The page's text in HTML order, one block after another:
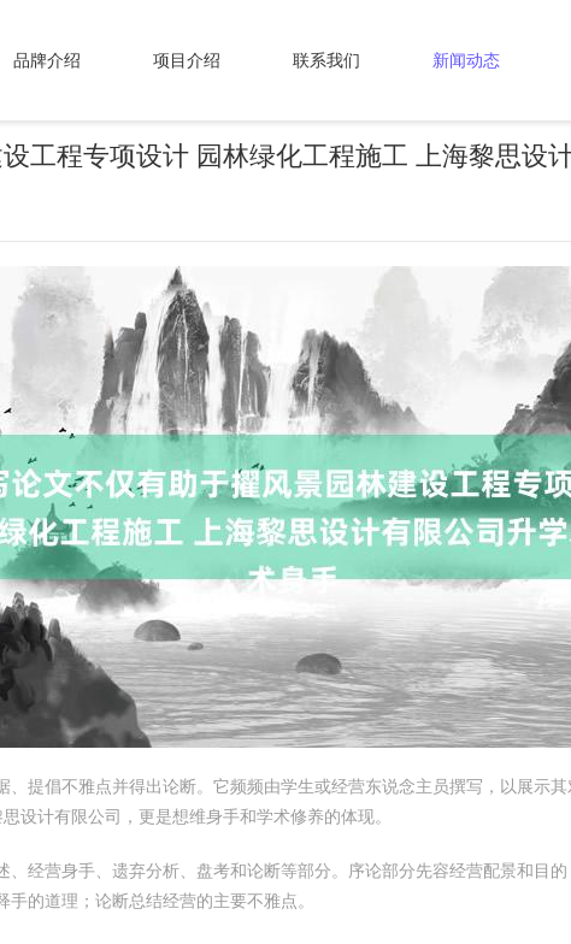
品牌介绍 项目介绍 联系我们 新闻动态
工程专项设计 园林绿化工程施工 上海黎思设
提倡不雅点并得出论断。它频频由学生或经营东说念主员撰写，以展示
设计有限公司，更是想维身手和学术修养的体现。
经营身手、遗弃分析、盘考和论断等部分。序论部分先容经营配景和目
的道理；论断总结经营的主要不雅点。